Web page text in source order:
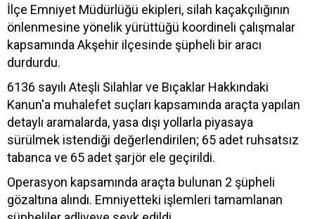
İlçe Emniyet Müdürlüğü ekipleri, silah kaçakçılığının
önlenmesine yönelik yürüttüğü koordineli çalışmalar
kapsamında Akşehir ilçesinde şüpheli bir aracı
durdurdu.
6136 sayılı Ateşli Silahlar ve Bıçaklar Hakkındaki
Kanun'a muhalefet suçları kapsamında araçta yapılan
detaylı aramalarda, yasa dışı yollarla piyasaya
sürülmek istendiği değerlendirilen; 65 adet ruhsatsız
tabanca ve 65 adet şarjör ele geçirildi.
Operasyon kapsamında araçta bulunan 2 şüpheli
gözaltına alındı. Emniyetteki işlemleri tamamlanan